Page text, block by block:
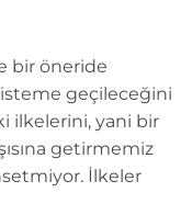
bir öneride
geçileceğini
ilkelerini, yani bir
getirmemiz
İlkeler